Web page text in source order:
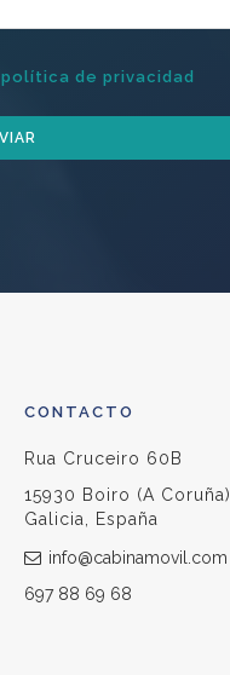
política de privacidad
CONTACTO
Rua Cruceiro 60B
15930 Boiro (A Coruña)
Galicia, España
info@cabinamovil.com
697 88 69 68